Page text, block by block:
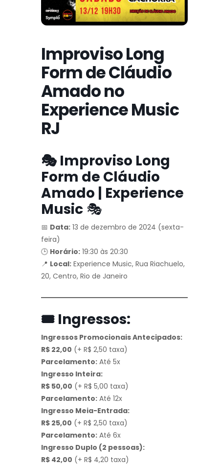
Improviso Long
Form de Cláudio
Amado no
Experience Music
RJ
🎭 Improviso Long
Form de Cláudio
Amado | Experience
Music 🎭
📅 Data: 13 de dezembro de 2024 (sexta-
feira)
🕒 Horário: 19:30 às 20:30
📍 Local: Experience Music, Rua Riachuelo,
20, Centro, Rio de Janeiro
🎟️ Ingressos:
Ingressos Promocionais Antecipados:
R$ 22,00 (+ R$ 2,50 taxa)
Parcelamento: Até 5x
Ingresso Inteira:
R$ 50,00 (+ R$ 5,00 taxa)
Parcelamento: Até 12x
Ingresso Meia-Entrada:
R$ 25,00 (+ R$ 2,50 taxa)
Parcelamento: Até 6x
Ingresso Duplo (2 pessoas):
R$ 42,00 (+ R$ 4,20 taxa)